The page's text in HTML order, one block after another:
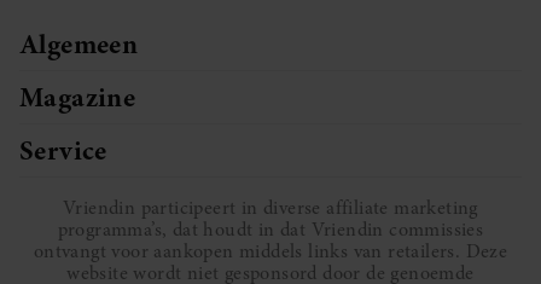
Algemeen
Magazine
Service
Vriendin participeert in diverse affiliate marketing
programma’s, dat houdt in dat Vriendin commissies
ontvangt voor aankopen middels links van retailers. Deze
website wordt niet gesponsord door de genoemde